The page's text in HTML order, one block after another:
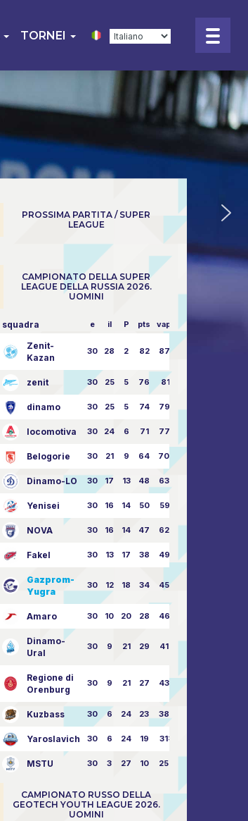
TORNEI
PROSSIMA PARTITA / SUPER
LEAGUE
CAMPIONATO DELLA SUPER
LEAGUE DELLA RUSSIA 2026.
UOMINI
squadra e il P pts vapore
Zenit-
Kazan
30 28 2 82 87:24
zenit 30 25 5 76 81:21
dinamo 30 25 5 74 79:26
locomotiva 30 24 6 71 77:33
Belogorie 30 21 9 64 70:40
Dinamo-LO 30 17 13 48 63:57
Yenisei 30 16 14 50 59:53
NOVA 30 16 14 47 62:58
Fakel 30 13 17 38 49:62
Gazprom-
Yugra
30 12 18 34 45:63
Amaro 30 10 20 28 46:73
Dinamo-
Ural
30 9 21 29 41:70
Regione di
Orenburg
30 9 21 27 43:73
Kuzbass 30 6 24 23 38:76
Yaroslavich 30 6 24 19 31:80
MSTU 30 3 27 10 25:87
CAMPIONATO RUSSO DELLA
GEOTECH YOUTH LEAGUE 2026.
UOMINI